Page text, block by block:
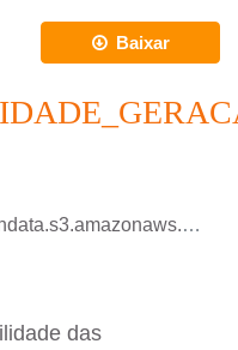
Baixar
geracao-sin/IND_DISPONIBILIDADE_GERACAO_2023.csv
das